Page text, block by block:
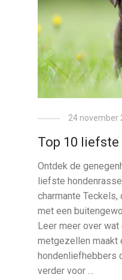
24 november
Top 10
Ontdek de
liefste
charmante
met een
Leer meer over
metgezellen maakt
hondenliefhebbers
verder voor …